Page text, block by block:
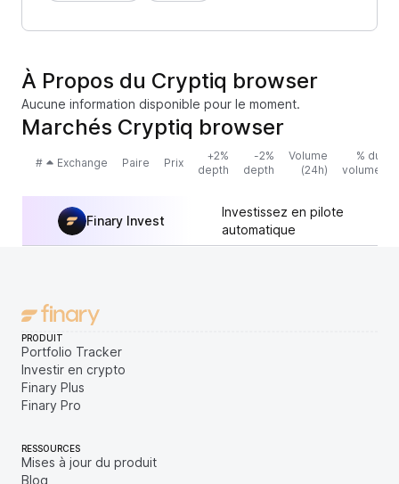
À Propos du Cryptiq browser
Aucune information disponible pour le moment.
Marchés Cryptiq browser
# Exchange Paire Prix
+2%
depth
-2%
depth
Volume
(24h)
% du
volume
Finary Invest
Investissez en pilote
automatique
PRODUIT
Portfolio Tracker
Investir en crypto
Finary Plus
Finary Pro
RESSOURCES
Mises à jour du produit
Blog